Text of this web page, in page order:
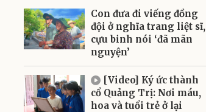
Con đưa đi viếng đồng
đội ở nghĩa trang liệt sĩ,
cựu binh nói ‘đã mãn
nguyện’
[Video] Ký ức thành
cổ Quảng Trị: Nơi máu,
hoa và tuổi trẻ ở lại